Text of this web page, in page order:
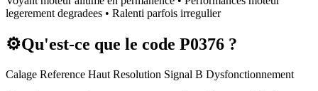
legerement degradees • Ralenti parfois irregulier
⚙️Qu'est-ce que le code P0376 ?
Calage Reference Haut Resolution Signal B Dysfonctionnement